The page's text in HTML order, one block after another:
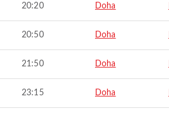
20:20 Doha
20:50 Doha
21:50 Doha
23:15 Doha